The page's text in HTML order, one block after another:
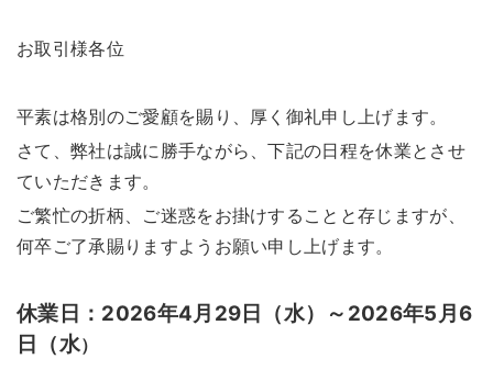
お取引様各位
平素は格別のご愛顧を賜り、厚く御礼申し上げます。
さて、弊社は誠に勝手ながら、下記の日程を休業とさせ
ていただきます。
ご繁忙の折柄、ご迷惑をお掛けすることと存じますが、
何卒ご了承賜りますようお願い申し上げます。
休業日： 2026年4月29日（水）～2026年5月6
日（水）